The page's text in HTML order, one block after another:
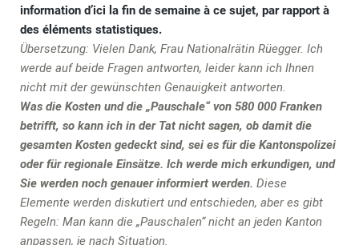
information d’ici la fin de semaine à ce sujet, par rapport à
des éléments statistiques.
Übersetzung: Vielen Dank, Frau Nationalrätin Rüegger. Ich
werde auf beide Fragen antworten, leider kann ich Ihnen
nicht mit der gewünschten Genauigkeit antworten.
Was die Kosten und die „Pauschale“ von 580 000 Franken
betrifft, so kann ich in der Tat nicht sagen, ob damit die
gesamten Kosten gedeckt sind, sei es für die Kantonspolizei
oder für regionale Einsätze. Ich werde mich erkundigen, und
Sie werden noch genauer informiert werden. Diese
Elemente werden diskutiert und entschieden, aber es gibt
Regeln: Man kann die „Pauschalen“ nicht an jeden Kanton
anpassen, je nach Situation.